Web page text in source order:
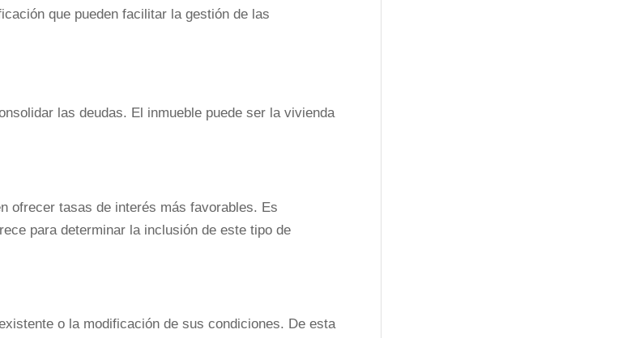
que pueden facilitar la gestión de las
las deudas. El inmueble puede ser la vivienda
ofrecer tasas de interés más favorables. Es
para determinar la inclusión de este tipo de
o la modificación de sus condiciones. De esta